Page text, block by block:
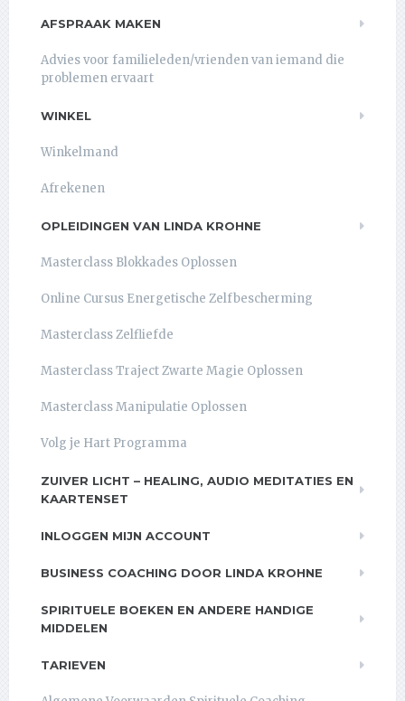
AFSPRAAK MAKEN
Advies voor familieleden/vrienden van iemand die
problemen ervaart
WINKEL
Winkelmand
Afrekenen
OPLEIDINGEN VAN LINDA KROHNE
Masterclass Blokkades Oplossen
Online Cursus Energetische Zelfbescherming
Masterclass Zelfliefde
Masterclass Traject Zwarte Magie Oplossen
Masterclass Manipulatie Oplossen
Volg je Hart Programma
ZUIVER LICHT – HEALING, AUDIO MEDITATIES EN
KAARTENSET
INLOGGEN MIJN ACCOUNT
BUSINESS COACHING DOOR LINDA KROHNE
SPIRITUELE BOEKEN EN ANDERE HANDIGE
MIDDELEN
TARIEVEN